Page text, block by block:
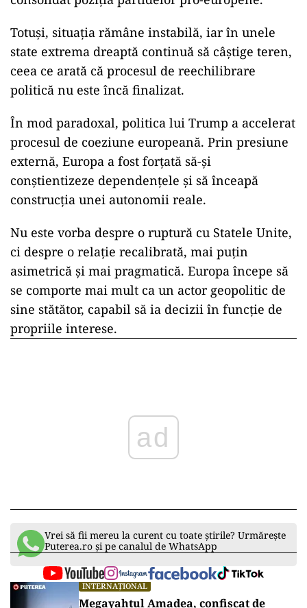
Totuși, situația rămâne instabilă, iar în unele
state extrema dreaptă continuă să câștige teren,
ceea ce arată că procesul de reechilibrare
politică nu este încă finalizat.
În mod paradoxal, politica lui Trump a accelerat
procesul de coeziune europeană. Prin presiune
externă, Europa a fost forțată să-și
conștientizeze dependențele și să înceapă
construcția unei autonomii reale.
Nu este vorba despre o ruptură cu Statele Unite,
ci despre o relație recalibrată, mai puțin
asimetrică și mai pragmatică. Europa începe să
se comporte mai mult ca un actor geopolitic de
sine stătător, capabil să ia decizii în funcție de
propriile interese.
ad
Vrei să fii mereu la curent cu toate știrile? Urmărește
Puterea.ro și pe canalul de WhatsApp
INTERNAȚIONAL
Megayahtul Amadea, confiscat de